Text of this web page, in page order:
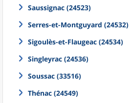
Saussignac (24523)
Serres-et-Montguyard (24532)
Sigoulès-et-Flaugeac (24534)
Singleyrac (24536)
Soussac (33516)
Thénac (24549)